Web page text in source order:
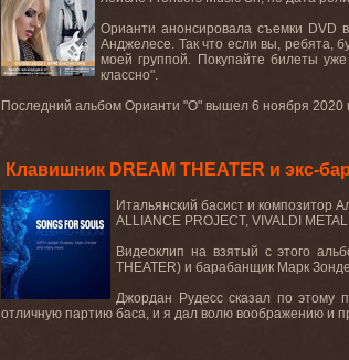
Орианти анонсировала съемки DVD
Анджелесе. Так что если вы, ребята,
моей группой. Покупайте билеты уже
классно".
Последний альбом Орианти "O" вышел 6 ноября 2020
Клавишник DREAM THEATER и экс-
Итальянский басист и композитор
ALLIANCE PROJECT, VIVALDI
Видеоклип на взятый с этого
THEATER) и барабанщик Марк
Джордан Рудесс сказал по этому
отличную партию баса, и я дал волю воображению и